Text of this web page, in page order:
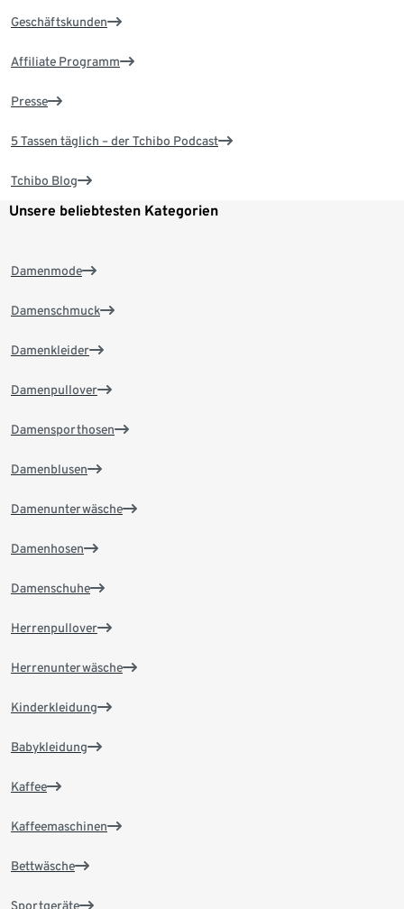
Geschäftskunden
Affiliate Programm
Presse
5 Tassen täglich – der Tchibo Podcast
Tchibo Blog
Unsere beliebtesten Kategorien
Damenmode
Damenschmuck
Damenkleider
Damenpullover
Damensporthosen
Damenblusen
Damenunterwäsche
Damenhosen
Damenschuhe
Herrenpullover
Herrenunterwäsche
Kinderkleidung
Babykleidung
Kaffee
Kaffeemaschinen
Bettwäsche
Sportgeräte